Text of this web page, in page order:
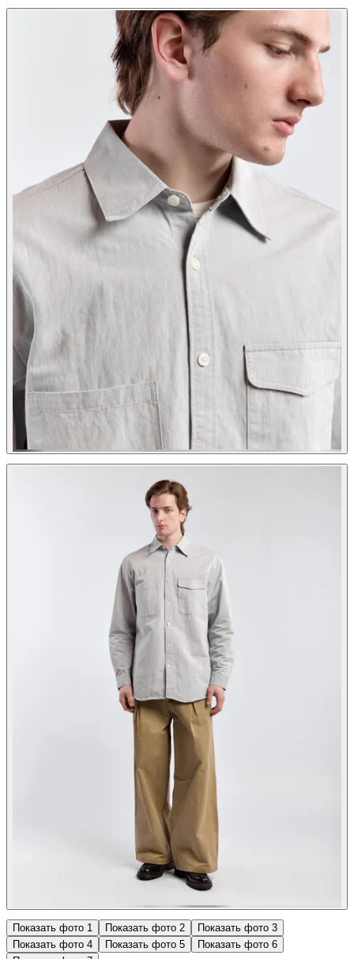
Показать фото 1 Показать фото 2 Показать фото 3
Показать фото 4 Показать фото 5 Показать фото 6